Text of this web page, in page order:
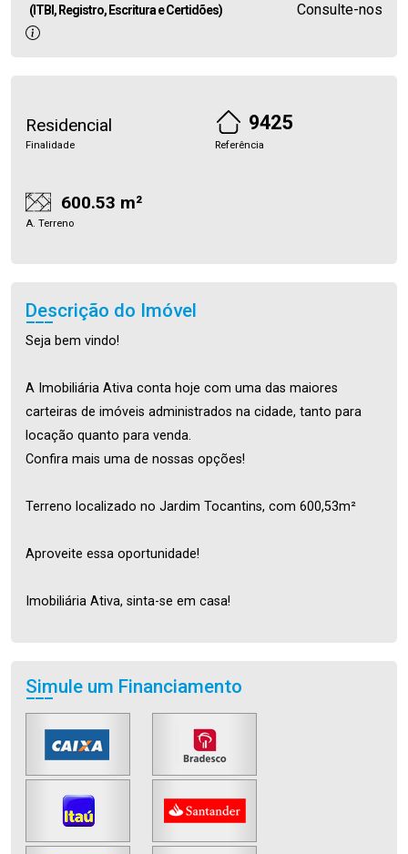
(ITBI, Registro, Escritura e Certidões) Consulte-nos
Residencial
Finalidade
9425
Referência
600.53 m²
A. Terreno
Descrição do Imóvel
Seja bem vindo!
A Imobiliária Ativa conta hoje com uma das maiores
carteiras de imóveis administrados na cidade, tanto para
locação quanto para venda.
Confira mais uma de nossas opções!
Terreno localizado no Jardim Tocantins, com 600,53m²
Aproveite essa oportunidade!
Imobiliária Ativa, sinta-se em casa!
Simule um Financiamento